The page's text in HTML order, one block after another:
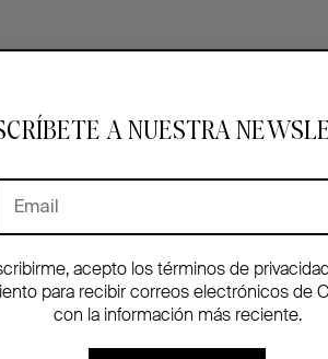
A NUESTRA
acepto los términos de
para recibir correos electrónicos de
con la información más reciente.